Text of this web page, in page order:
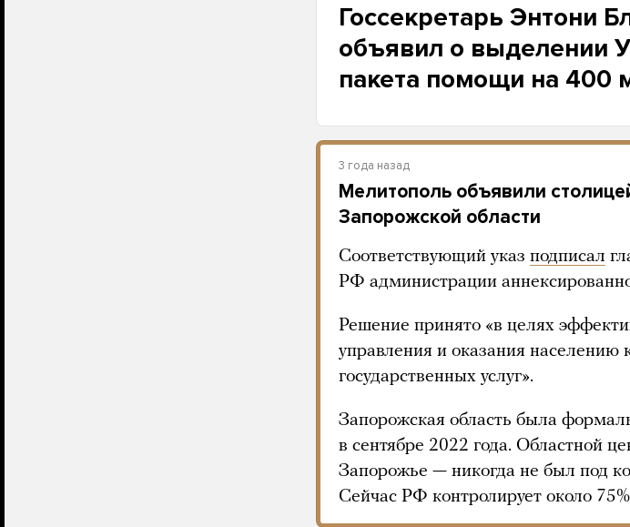
Госсекретарь Энтони
объявил о выделении
пакета помощи на 400
3 года назад
Мелитополь объявили
Запорожской области
Соответствующий указ подписал
РФ администрации
Решение принято «в целях
управления и оказания
государственных услуг».
Запорожская область была
в сентябре 2022 года. Областной
Запорожье — никогда не был под
Сейчас РФ контролирует около 75%